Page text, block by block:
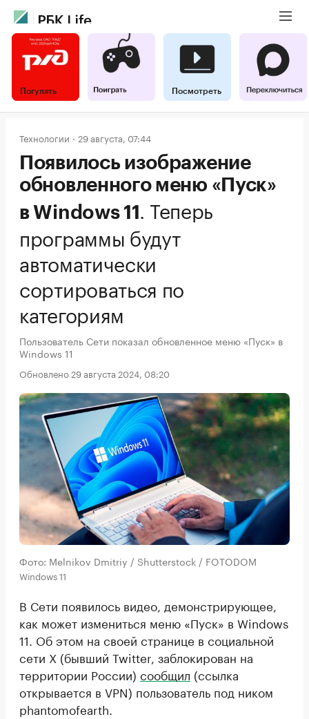
Погулять Посмотреть
Технологии 29 августа, 07:44
Появилось изображение
обновленного меню «Пуск»
в Windows 11 . Теперь
программы будут
автоматически
сортироваться по
категориям
Пользователь Сети показал обновленное меню «Пуск» в
Windows 11
Обновлено 29 августа 2024, 08:20
Фото: Melnikov Dmitriy / Shutterstock / FOTODOM
Windows 11
В Сети появилось видео, демонстрирующее,
как может измениться меню «Пуск» в Windows
11. Об этом на своей странице в социальной
сети X (бывший Twitter, заблокирован на
территории России) сообщил (ссылка
открывается в VPN) пользователь под ником
phantomofearth.